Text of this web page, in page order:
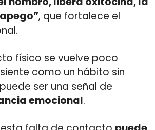
, que fortalece el
físico se vuelve poco
como un hábito sin
ser una señal de
emocional.